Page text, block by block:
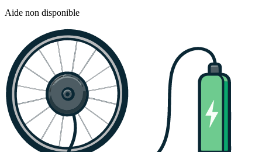
Aide non disponible